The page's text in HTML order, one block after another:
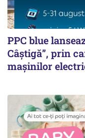
PPC blue
Câștigă”, prin
mașinilor